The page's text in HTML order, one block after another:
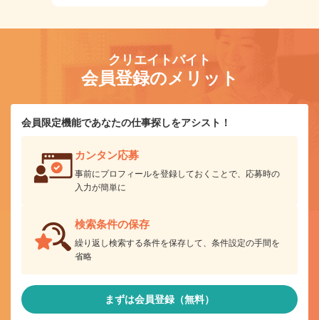
クリエイトバイト
会員登録のメリット
会員限定機能であなたの仕事探しをアシスト！
カンタン応募
事前にプロフィールを登録しておくことで、応募時の
入力が簡単に
検索条件の保存
繰り返し検索する条件を保存して、条件設定の手間を
省略
まずは会員登録（無料）